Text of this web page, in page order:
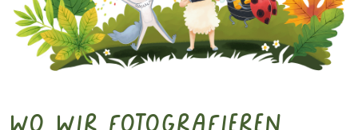
Wo wir fotografieren